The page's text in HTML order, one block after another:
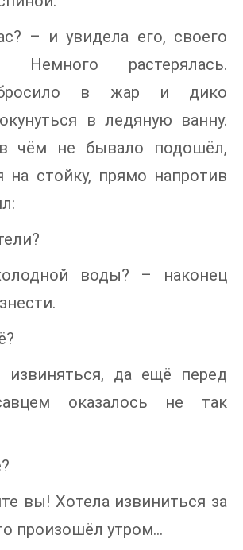
– и увидела его, своего
Немного растерялась.
бросило в жар и дико
в ледяную ванну.
чём не бывало подошёл,
на стойку, прямо напротив
воды? – наконец
да ещё перед
оказалось не так
вы! Хотела извиниться за
произошёл утром…